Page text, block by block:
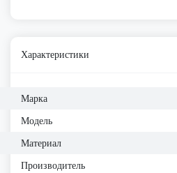
Характеристики
Марка
Модель
Материал
Производитель